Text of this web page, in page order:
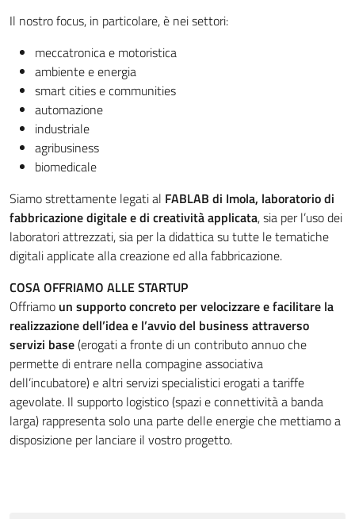
Il nostro focus, in particolare, è nei settori:
meccatronica e motoristica
ambiente e energia
smart cities e communities
automazione
industriale
agribusiness
biomedicale
Siamo strettamente legati al FABLAB di Imola, laboratorio di
fabbricazione digitale e di creatività applicata, sia per l’uso dei
laboratori attrezzati, sia per la didattica su tutte le tematiche
digitali applicate alla creazione ed alla fabbricazione.
COSA OFFRIAMO ALLE STARTUP
Offriamo un supporto concreto per velocizzare e facilitare la
realizzazione dell’idea e l’avvio del business attraverso
servizi base(erogati a fronte di un contributo annuo che
permette di entrare nella compagine associativa
dell’incubatore) e altri servizi specialistici erogati a tariffe
agevolate. Il supporto logistico (spazi e connettività a banda
larga) rappresenta solo una parte delle energie che mettiamo a
disposizione per lanciare il vostro progetto.